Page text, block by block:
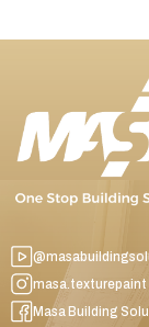
masa.texturepaint
Masa Building